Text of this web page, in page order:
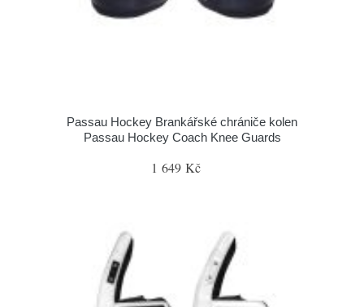
Passau Hockey Brankářské chrániče kolen
Passau Hockey Coach Knee Guards
1 649 Kč